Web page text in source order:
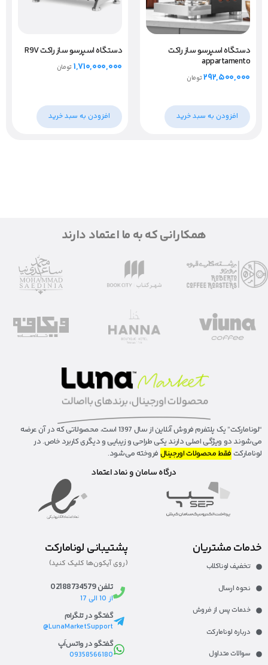
دستگاه اسپرسو ساز راکت
appartamento
۲۹۲,۵۰۰,۰۰۰تومان
افزودن به سبد خرید
دستگاه اسپرسو ساز راکت R9V
۱,۷۱۰,۰۰۰,۰۰۰تومان
افزودن به سبد خرید
همکارانی که به ما اعتماد دارند
“لونا‌مارکت” یک پلتفرم فروش آنلاین از سال 1397 است، محصولاتی که در آن عرضه
می‌شوند دو ویژگی اصلی دارند یکی طراحی و زیبایی و دیگری کاربرد خاص. در
لونامارکت فقط محصولات اورجینال فروخته می‌شود.
درگاه سامان و نماد اعتماد
خدمات مشتریان
تخفیف لوناکلاب
نحوه ارسال
خدمات پس از فروش
درباره لونامارکت​
سوالات متداول
پشتیبانی لونامارکت
(روی آیکون‌ها کلیک کنید)
تلفن 02188734579
از 10 الی 17
گفتگو در تلگرام
LunaMarketSupport@
گفتگو در واتس‌اَپ
09358566180